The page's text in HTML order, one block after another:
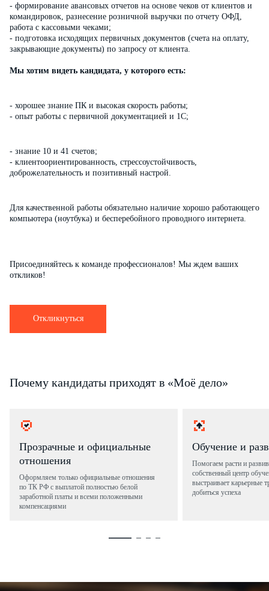
- формирование авансовых отчетов на основе чеков от клиентов и
командировок, разнесение розничной выручки по отчету ОФД,
работа с кассовыми чеками;
- подготовка исходящих первичных документов (счета на оплату,
закрывающие документы) по запросу от клиента.
Мы хотим видеть кандидата, у которого есть:
- хорошее знание ПК и высокая скорость работы;
- опыт работы с первичной документацией и 1С;
- знание 10 и 41 счетов;
- клиентоориентированность, стрессоустойчивость,
доброжелательность и позитивный настрой.
Для качественной работы обязательно наличие хорошо работающего
компьютера (ноутбука) и бесперебойного проводного интернета.
Присоединяйтесь к команде профессионалов! Мы ждем ваших
откликов!
Откликнуться
Почему кандидаты приходят в «Моё дело»
Прозрачные и официальные
отношения
Оформляем только официальные отношения
по ТК РФ с выплатой полностью белой
заработной платы и всеми положенными
компенсациями
Обучение и
Помогаем расти и
собственный центр
выстраивает карьерные
добиться успеха